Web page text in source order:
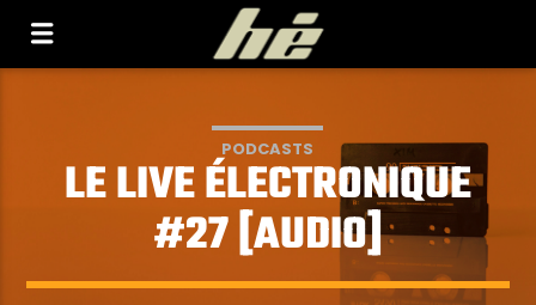
PODCASTS
LE LIVE ÉLECTRONIQUE
#27 [AUDIO]